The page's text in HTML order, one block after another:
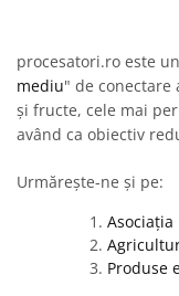
procesatori.ro este
mediu" de
și fructe, cele mai
având ca obiectiv
Urmărește-ne și pe:
Produse